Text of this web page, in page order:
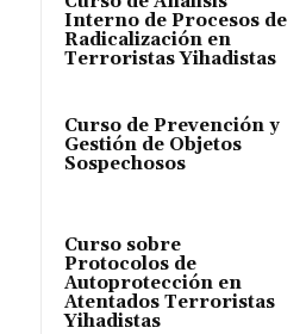
Interno de Procesos de
Radicalización en
Terroristas Yihadistas
Curso de Prevención y
Gestión de Objetos
Sospechosos
Curso sobre
Protocolos de
Autoprotección en
Atentados Terroristas
Yihadistas